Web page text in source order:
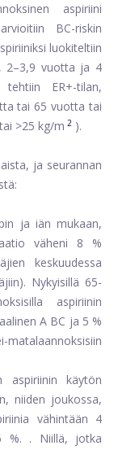
aspiriini
BC-riskin
luokiteltiin
2–3,9 vuotta ja 4
ER+-tilan,
tai 65 vuotta tai
tai >25 kg/m 2 ).
ja seurannan
ja iän mukaan,
väheni 8 %
keskuudessa
Nykyisillä 65-
aspiriinin
A BC ja 5 %
aspiriinin käytön
niiden joukossa,
vähintään 4
%. . Niillä, jotka